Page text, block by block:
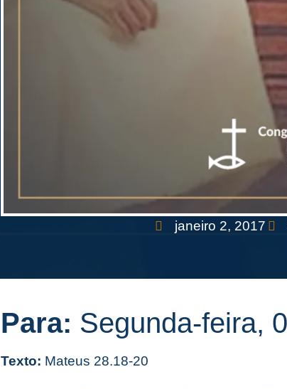
janeiro 2, 2017
Para: Segunda-feira,
Texto: Mateus 28.18-20